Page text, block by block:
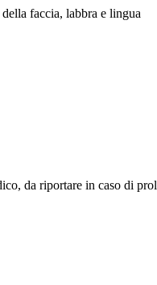
faccia, labbra e lingua
da riportare in caso di